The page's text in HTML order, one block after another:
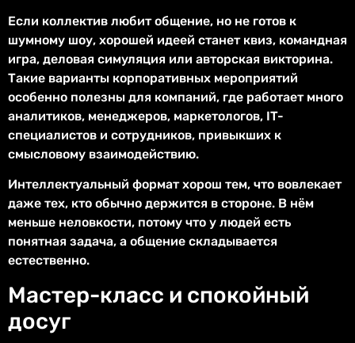
Если коллектив любит общение, но не готов к
шумному шоу, хорошей идеей станет квиз, командная
игра, деловая симуляция или авторская викторина.
Такие варианты корпоративных мероприятий
особенно полезны для компаний, где работает много
аналитиков, менеджеров, маркетологов, IT-
специалистов и сотрудников, привыкших к
смысловому взаимодействию.
Интеллектуальный формат хорош тем, что вовлекает
даже тех, кто обычно держится в стороне. В нём
меньше неловкости, потому что у людей есть
понятная задача, а общение складывается
естественно.
Мастер-класс и спокойный
досуг